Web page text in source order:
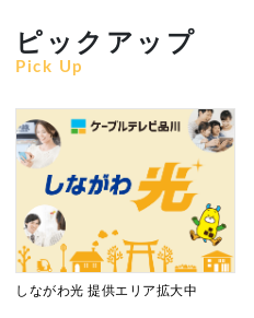
ピックアップ
Pick Up
しながわ光 提供エリア拡大中